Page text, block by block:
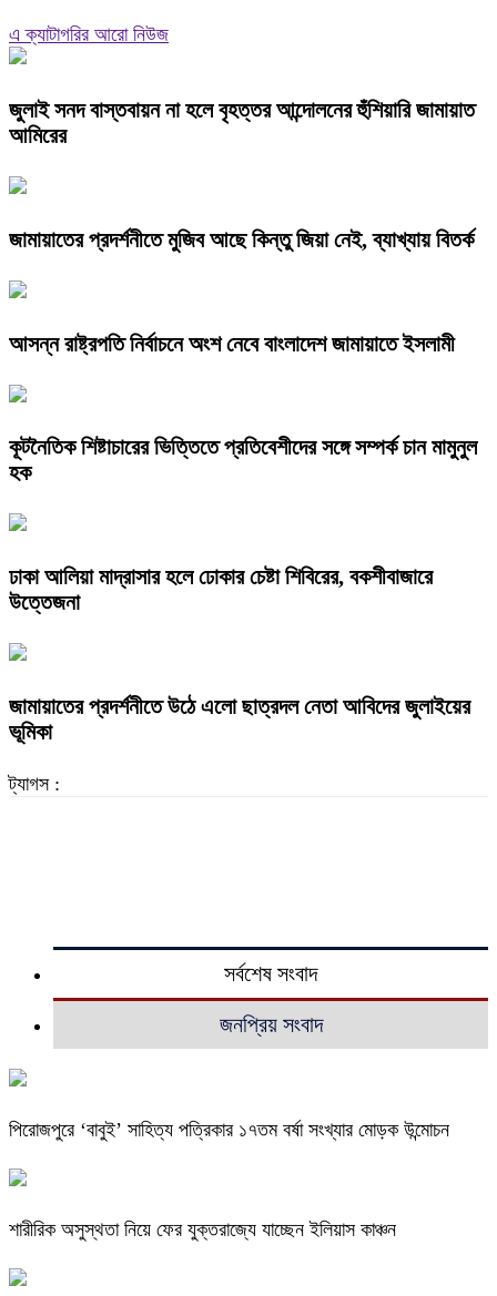
এ ক্যাটাগরির আরো নিউজ
জুলাই সনদ বাস্তবায়ন না হলে বৃহত্তর আন্দোলনের হুঁশিয়ারি জামায়াত
আমিরের
জামায়াতের প্রদর্শনীতে মুজিব আছে কিন্তু জিয়া নেই, ব্যাখ্যায় বিতর্ক
আসন্ন রাষ্ট্রপতি নির্বাচনে অংশ নেবে বাংলাদেশ জামায়াতে ইসলামী
কূটনৈতিক শিষ্টাচারের ভিত্তিতে প্রতিবেশীদের সঙ্গে সম্পর্ক চান মামুনুল
হক
ঢাকা আলিয়া মাদ্রাসার হলে ঢোকার চেষ্টা শিবিরের, বকশীবাজারে
উত্তেজনা
জামায়াতের প্রদর্শনীতে উঠে এলো ছাত্রদল নেতা আবিদের জুলাইয়ের
ভূমিকা
ট্যাগস :
সর্বশেষ সংবাদ
জনপ্রিয় সংবাদ
পিরোজপুরে ‘বাবুই’ সাহিত্য পত্রিকার ১৭তম বর্ষা সংখ্যার মোড়ক উন্মোচন
শারীরিক অসুস্থতা নিয়ে ফের যুক্তরাজ্যে যাচ্ছেন ইলিয়াস কাঞ্চন